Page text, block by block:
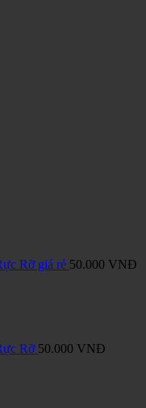
Rỡ giá rẻ 50.000 VNĐ
Rỡ 50.000 VNĐ